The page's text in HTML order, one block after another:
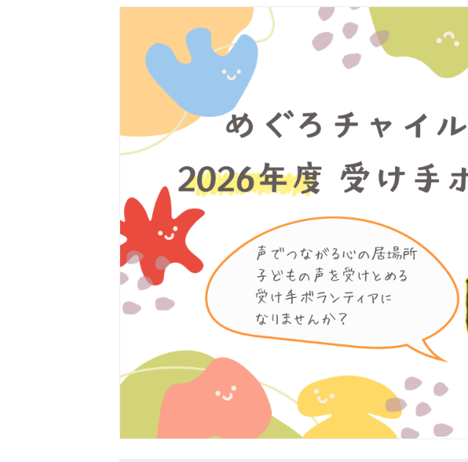
VLNポイントとは
シティキャスト
おもてなし語学ボランティア